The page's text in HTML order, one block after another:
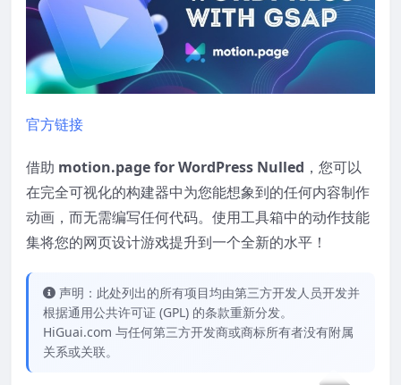
官方链接
借助 motion.page for WordPress Nulled ，您可以
在完全可视化的构建器中为您能想象到的任何内容制作
动画，而无需编写任何代码。使用工具箱中的动作技能
集将您的网页设计游戏提升到一个全新的水平！
声明：此处列出的所有项目均由第三方开发人员开发并
根据通用公共许可证 (GPL) 的条款重新分发。
HiGuai.com 与任何第三方开发商或商标所有者没有附属
关系或关联。